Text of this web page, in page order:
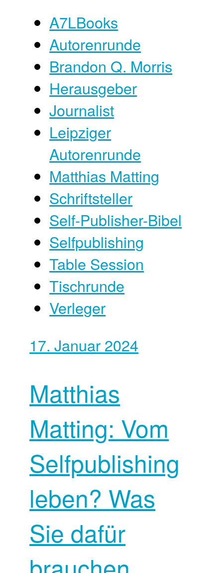
A7LBooks
Autorenrunde
Brandon Q. Morris
Herausgeber
Journalist
Leipziger
Autorenrunde
Matthias Matting
Schriftsteller
Self-Publisher-Bibel
Selfpublishing
Table Session
Tischrunde
Verleger
17. Januar 2024
Matthias
Matting: Vom
Selfpublishing
leben? Was
Sie dafür